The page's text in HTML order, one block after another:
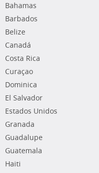
Bahamas
Barbados
Belize
Canadá
Costa Rica
Curaçao
Dominica
El Salvador
Estados Unidos
Granada
Guadalupe
Guatemala
Haiti